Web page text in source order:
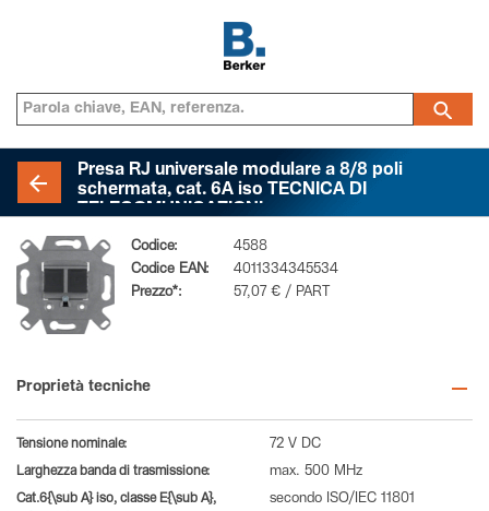
Presa RJ universale modulare a 8/8 poli
schermata, cat. 6A iso TECNICA DI
Codice:
4588
Codice EAN:
4011334345534
Prezzo*:
57,07 € / PART
Proprietà tecniche
Tensione nominale: 72 V DC
Larghezza banda di trasmissione: max. 500 MHz
Cat.6{\sub A} iso, classe E{\sub A},
secondo ISO/IEC 11801